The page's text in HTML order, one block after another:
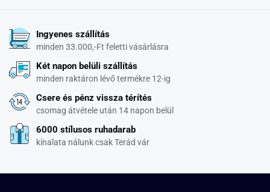
Ingyenes szállítás
minden 33.000,-Ft feletti vásárlásra
Két napon belüli szállítás
minden raktáron lévő termékre 12-ig
Csere és pénz vissza térítés
csomag átvétele után 14 napon belül
6000 stílusos ruhadarab
kínalata nálunk csak Terád vár